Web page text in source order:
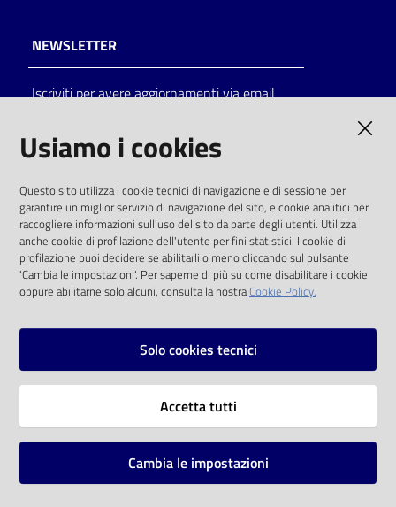
Catalogo
on line
Eventi
Chiedi al
bibliotecario
NEWSLETTER
Iscriviti per avere aggiornamenti via email
solo alle condizioni previste dalla direttiva
comunitaria 2003/98/CE e dal d.lgs. 36/2006
SOCIAL
Instagram
Vai alla pagina
Mappa del sito
Usiamo i cookies
Questo sito utilizza i cookie tecnici di navigazione e di sessione per
garantire un miglior servizio di navigazione del sito, e cookie analitici per
raccogliere informazioni sull'uso del sito da parte degli utenti. Utilizza
anche cookie di profilazione dell'utente per fini statistici. I cookie di
profilazione puoi decidere se abilitarli o meno cliccando sul pulsante
'Cambia le impostazioni'. Per saperne di più su come disabilitare i cookie
oppure abilitarne solo alcuni, consulta la nostraCookie Policy.
Solo cookies tecnici
Accetta tutti
Cambia le impostazioni